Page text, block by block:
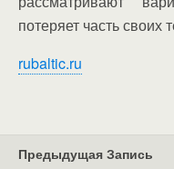
потеряет часть своих
rubaltic.ru
Предыдущая Запись